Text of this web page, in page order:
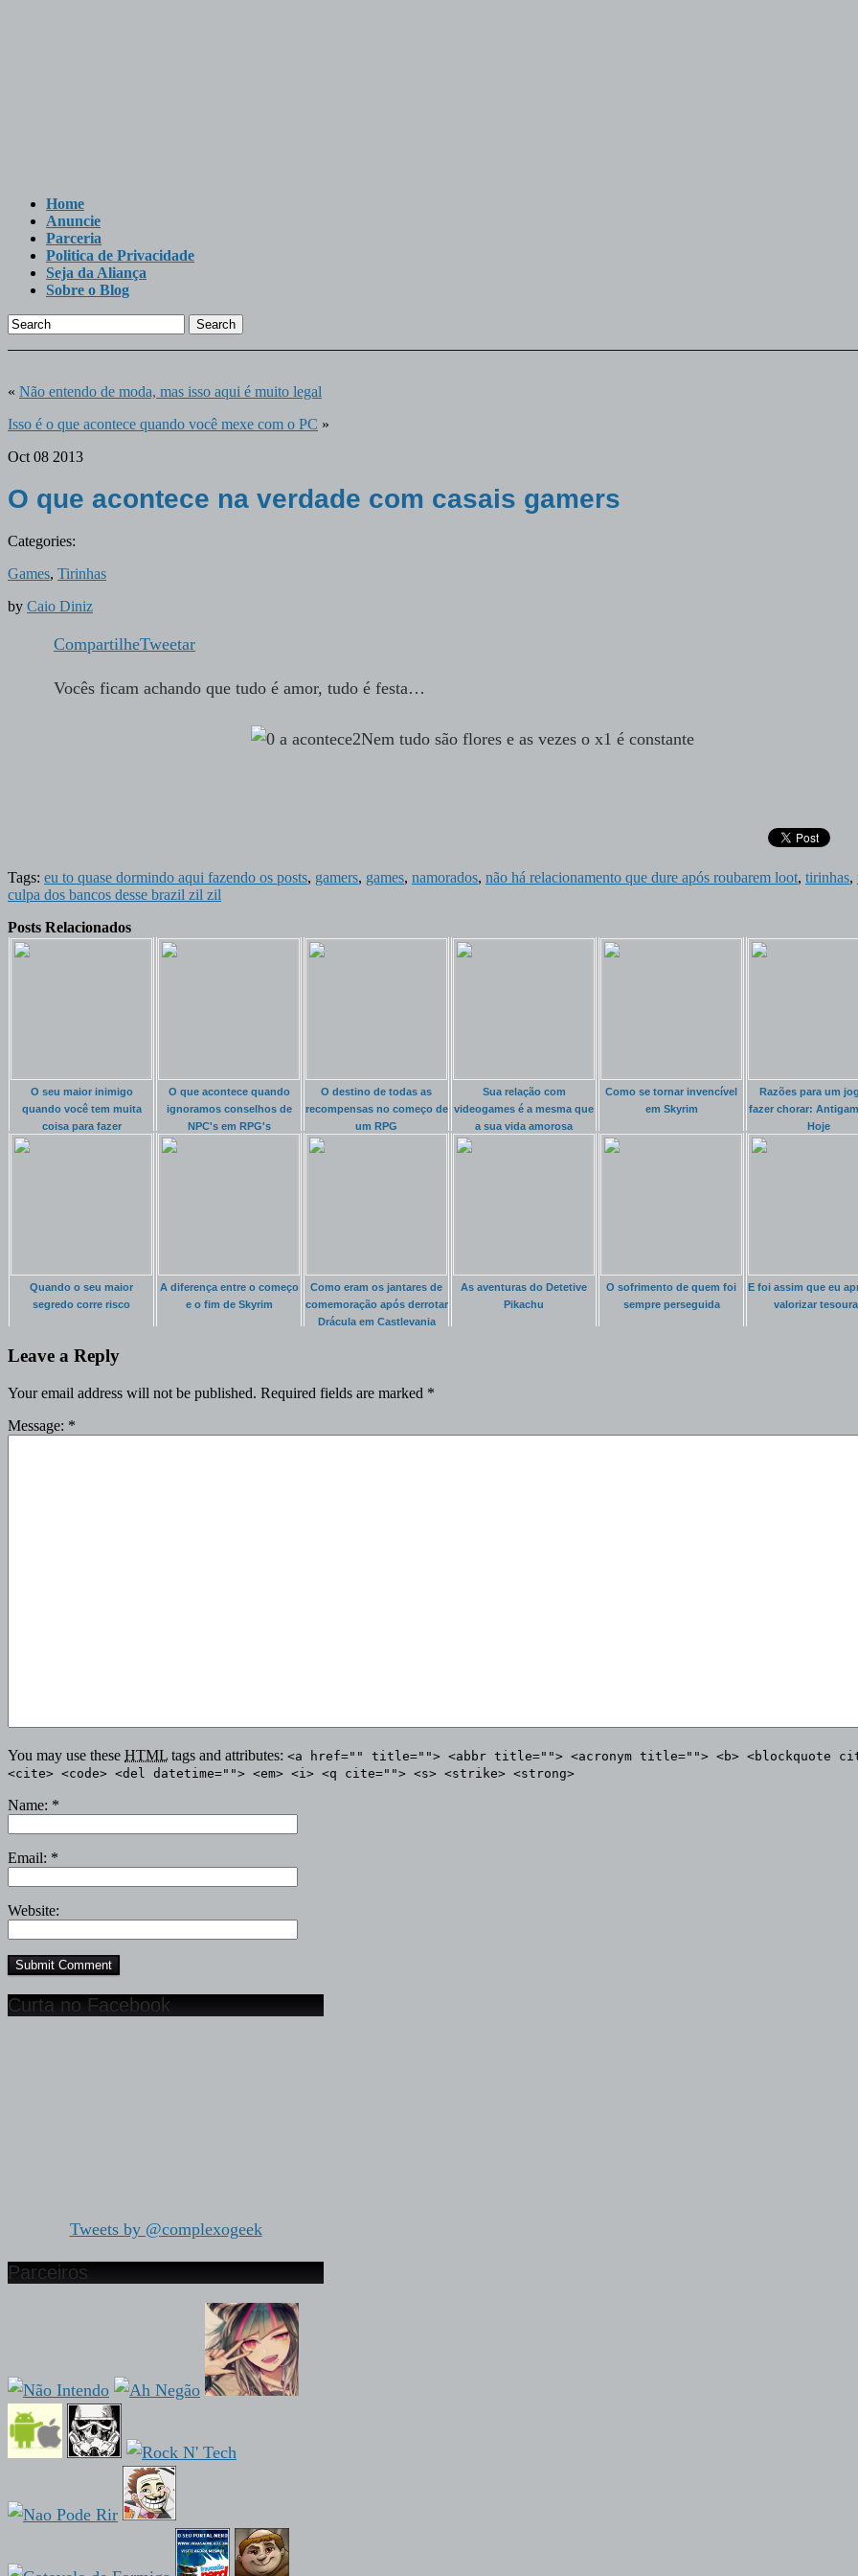
Home
Anuncie
Parceria
Politica de Privacidade
Seja da Aliança
Sobre o Blog
Search
« Não entendo de moda, mas isso aqui é muito legal
Isso é o que acontece quando você mexe com o PC »
Oct 08 2013
O que acontece na verdade com casais gamers
Categories:
Games, Tirinhas
by Caio Diniz
CompartilheTweetar
Vocês ficam achando que tudo é amor, tudo é festa…
Nem tudo são flores e as vezes o x1 é constante
Tags: eu to quase dormindo aqui fazendo os posts, gamers, games, namorados, não há relacionamento que dure após roubarem loot, tirinhas,
culpa dos bancos desse brazil zil zil
Posts Relacionados
O seu maior inimigo
quando você tem muita
coisa para fazer
O que acontece quando
ignoramos conselhos de
NPC's em RPG's
O destino de todas as
recompensas no começo de
um RPG
Sua relação com
videogames é a mesma que
a sua vida amorosa
Como se tornar invencível
em Skyrim
Razões para um
fazer chorar:
Hoje
Quando o seu maior
segredo corre risco
A diferença entre o começo
e o fim de Skyrim
Como eram os jantares de
comemoração após derrotar
Drácula em Castlevania
As aventuras do Detetive
Pikachu
O sofrimento de quem foi
sempre perseguida
E foi assim que eu
valorizar
Leave a Reply
Your email address will not be published. Required fields are marked *
Message: *
You may use these HTML tags and attributes: <a href="" title=""> <abbr title=""> <acronym title=""> <b> <blockquote
<cite> <code> <del datetime=""> <em> <i> <q cite=""> <s> <strike> <strong>
Name: *
Email: *
Website:
Curta no Facebook
Tweets by @complexogeek
Parceiros